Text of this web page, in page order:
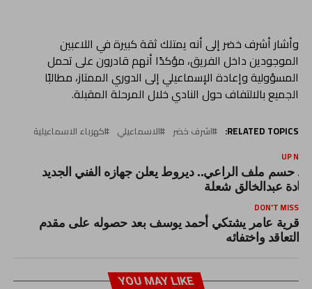
وأشار أشرف خضر إلى أنه يمتلك ثقة كبيرة في اللاعبين
الموجودين داخل الفريق، مؤكدًا أنهم قادرون على تحمل
المسؤولية وإعادة الإسماعيلي إلى الدوري الممتاز، مطالبًا
الجميع بالالتفاف حول النادي خلال المرحلة المقبلة.
RELATED TOPICS: اشرف خضر الاسماعيلي كهرباء الاسماعيلية
UP
حسم ملف الراعي.. ديروط يعلن جهازه الفني الجديد
عبدالخالق شعلة
DON'T MISS
قرية عامر يشتكي أحمد يوسف بعد حصوله على مقدم
التعاقد واختفائه
YOU MAY LIKE